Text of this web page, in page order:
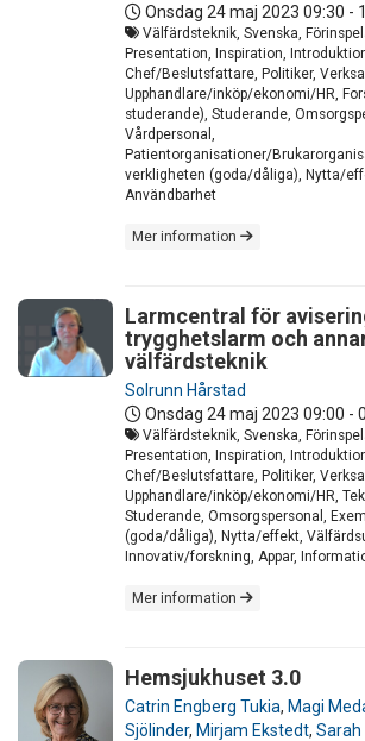
Onsdag 24 maj 2023 09:30 -
Välfärdsteknik, Svenska,
Presentation, Inspiration,
Chef/Beslutsfattare, Politiker,
Upphandlare/inköp/ekonomi/HR,
studerande), Studerande,
Vårdpersonal,
Patientorganisationer/
verkligheten (goda/dåliga), Nytta/
Användbarhet
Mer information
Larmcentral för
trygghetslarm och
välfärdsteknik
Solrunn Hårstad
Onsdag 24 maj 2023 09:00 -
Välfärdsteknik, Svenska,
Presentation, Inspiration,
Chef/Beslutsfattare, Politiker,
Upphandlare/inköp/ekonomi/HR,
Studerande, Omsorgspersonal,
(goda/dåliga), Nytta/effekt,
Innovativ/forskning, Appar,
Mer information
Hemsjukhuset 3.0
Catrin Engberg Tukia, Magi
Sjölinder, Mirjam Ekstedt,